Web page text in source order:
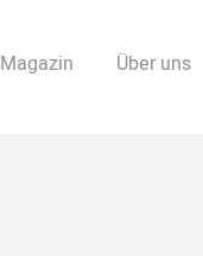
Magazin Über uns